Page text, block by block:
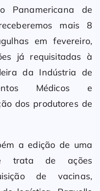
Panamericana de
mais 8
em fevereiro,
já requisitadas à
da Indústria de
Médicos e
dos produtores de
a edição de uma
trata de ações
de vacinas,